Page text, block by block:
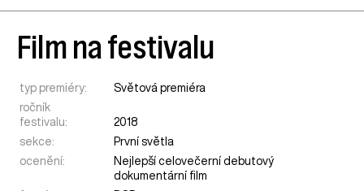
Film na festivalu
typ premiéry:
Světová premiéra
ročník
festivalu:
2018
sekce:
První světla
ocenění:
Nejlepší celovečerní debutový
dokumentární film